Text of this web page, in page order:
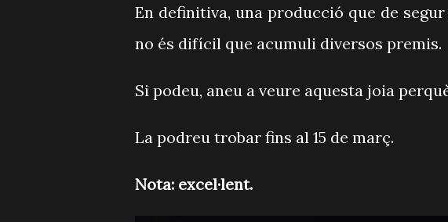
En definitiva, una producció que de
no és difícil que acumuli diversos premis.
Si podeu, aneu a veure aquesta joia
La podreu trobar fins al 15 de març.
Nota: excel·lent.